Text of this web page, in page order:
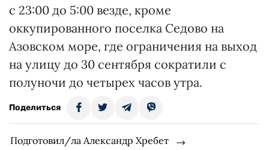
с 23:00 до 5:00 везде, кроме
оккупированного поселка Седово на
Азовском море, где ограничения на выход
на улицу до 30 сентября сократили с
полуночи до четырех часов утра.
Поделиться
Подготовил/ла Александр Хребет